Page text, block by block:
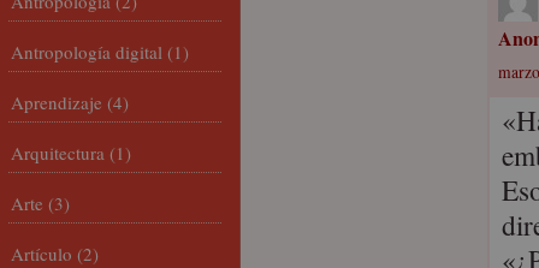
Antropología digital (1)
Aprendizaje (4)
Arquitectura (1)
Arte (3)
Artículo (2)